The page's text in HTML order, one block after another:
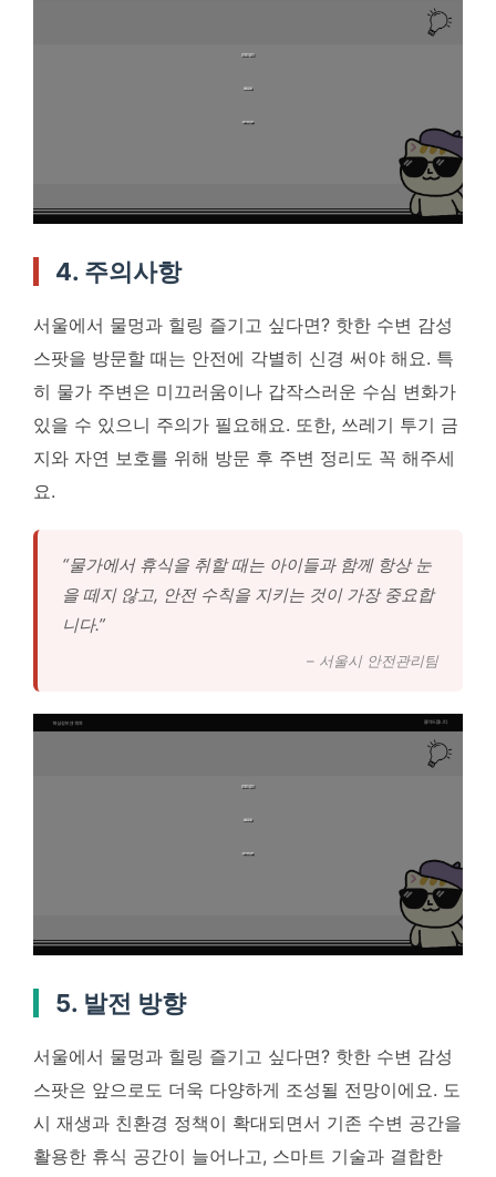
4. 주의사항
서울에서 물멍과 힐링 즐기고 싶다면? 핫한 수변 감성
스팟을 방문할 때는 안전에 각별히 신경 써야 해요. 특
히 물가 주변은 미끄러움이나 갑작스러운 수심 변화가
있을 수 있으니 주의가 필요해요. 또한, 쓰레기 투기 금
지와 자연 보호를 위해 방문 후 주변 정리도 꼭 해주세
요.
“물가에서 휴식을 취할 때는 아이들과 함께 항상 눈
을 떼지 않고, 안전 수칙을 지키는 것이 가장 중요합
니다.”
– 서울시 안전관리팀
5. 발전 방향
서울에서 물멍과 힐링 즐기고 싶다면? 핫한 수변 감성
스팟은 앞으로도 더욱 다양하게 조성될 전망이에요. 도
시 재생과 친환경 정책이 확대되면서 기존 수변 공간을
활용한 휴식 공간이 늘어나고, 스마트 기술과 결합한